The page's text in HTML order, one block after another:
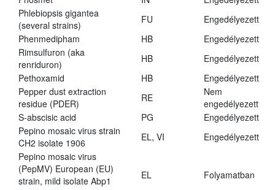
Phlebiopsis gigantea
(several strains)
FU
Engedélyezett
Phenmedipham
HB
Engedélyezett
Rimsulfuron (aka
renriduron)
HB
Engedélyezett
Pethoxamid
HB
Engedélyezett
Pepper dust extraction
residue (PDER)
RE
Nem
engedélyezett
S-abscisic acid
PG
Engedélyezett
Pepino mosaic virus strain
CH2 isolate 1906
EL, VI
Engedélyezett
Pepino mosaic virus
(PepMV) European (EU)
strain, mild isolate Abp1
EL Folyamatban